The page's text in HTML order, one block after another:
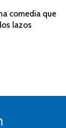
comedia que
lazos